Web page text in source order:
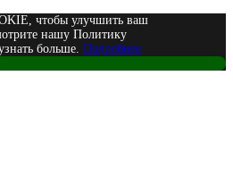
чтобы улучшить ваш
нашу Политику
больше. Подробнее